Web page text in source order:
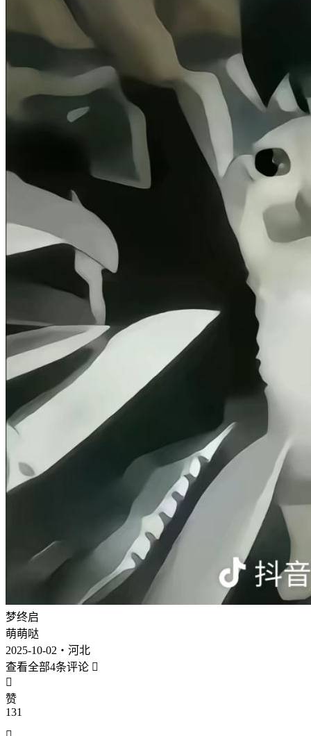
梦终启
萌萌哒
2025-10-02・河北
查看全部4条评论 

赞
131